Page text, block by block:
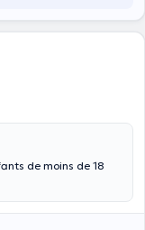
de moins de 18